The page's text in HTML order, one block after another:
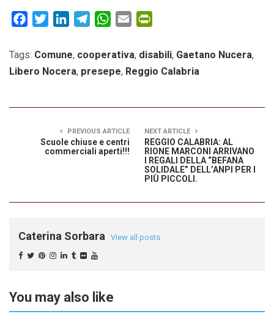
FacebookTwitterLinkedInTelegramWhatsApp
Email
Tags: Comune, cooperativa, disabili, Gaetano Nucera,
Libero Nocera, presepe, Reggio Calabria
PREVIOUS ARTICLE
Scuole chiuse e centri
commerciali aperti!!!
NEXT ARTICLE
REGGIO CALABRIA: AL
RIONE MARCONI ARRIVANO
I REGALI DELLA “BEFANA
SOLIDALE” DELL’ANPI PER I
PIÙ PICCOLI.
Caterina Sorbara View all posts
You may also like